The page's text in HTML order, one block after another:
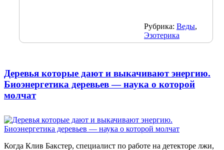
Рубрика: Веды,
Эзотерика
Деревья которые дают и выкачивают энергию.
Биоэнергетика деревьев — наука о которой
молчат
Когда Клив Бакстер, специалист по работе на детекторе лжи,